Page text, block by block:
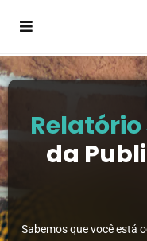
da
Sabemos que você está